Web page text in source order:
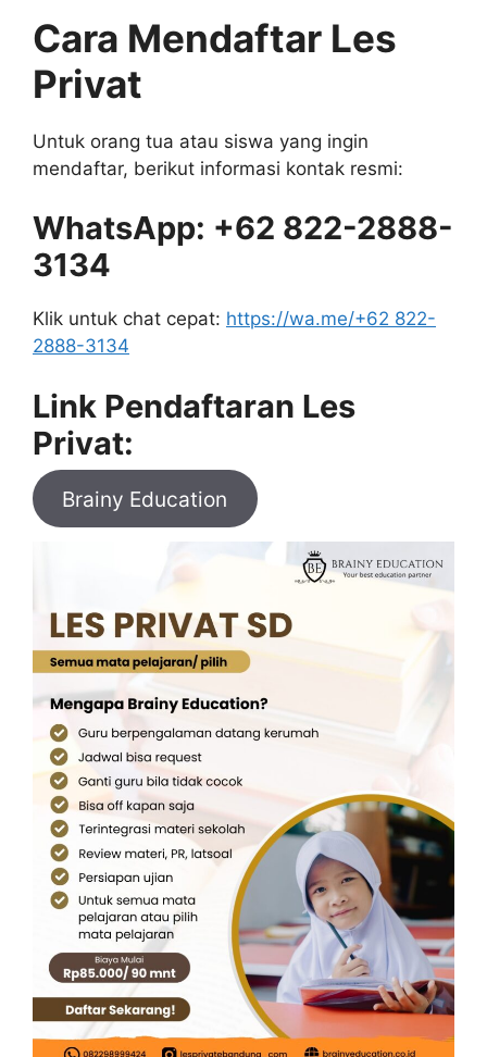
Cara Mendaftar Les
Privat
Untuk orang tua atau siswa yang ingin
mendaftar, berikut informasi kontak resmi:
WhatsApp: +62 822-2888-
3134
Klik untuk chat cepat: https://wa.me/+62 822-
2888-3134
Link Pendaftaran Les
Privat:
Brainy Education